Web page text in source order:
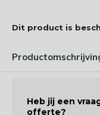
Dit product is
Heb jij een
offerte?